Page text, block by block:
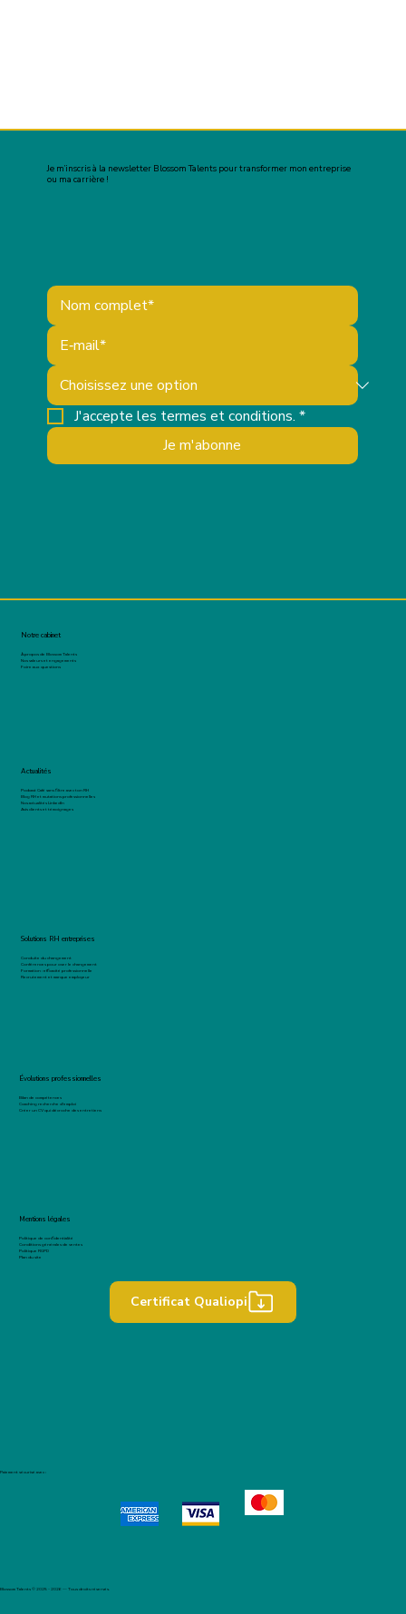
Je m’inscris à la newsletter Blossom Talents pour transformer mon entreprise
ou ma carrière !
J'accepte les termes et conditions. *
Je m'abonne
Notre cabinet
À propos de Blossom Talents
Nos valeurs et engagements
Foire aux questions
Solutions RH entreprises
Conduite du changement
Conférences pour oser le changement
Formation : efficacité professionnelle
Recrutement et marque employeur
Actualités
Podcast Café sans filtre avec ton RH
Blog RH et mutations professionnelles
Nos actualités LinkedIn
Avis clients et témoignages
Évolutions professionnelles
Bilan de compétences
Coaching recherche d'emploi
Créer un CV qui décroche des entretiens
Mentions légales
Politique de confidentialité
Conditions générales de ventes
Politique RGPD
Plan du site
Certificat Qualiopi
Paiement sécurisé avec :
Blossom Talents © 2025 - 2026 — Tous droits réservés.